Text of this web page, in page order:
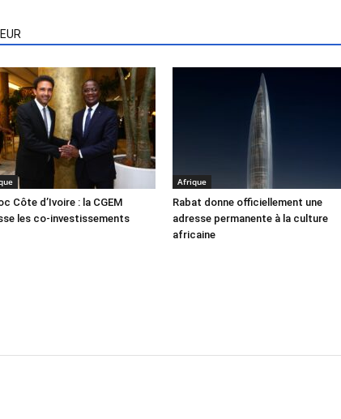
Côte d’Ivoire : la CGEM
les co-investissements
Afrique
Rabat donne officiellement une
adresse permanente à la culture
africaine